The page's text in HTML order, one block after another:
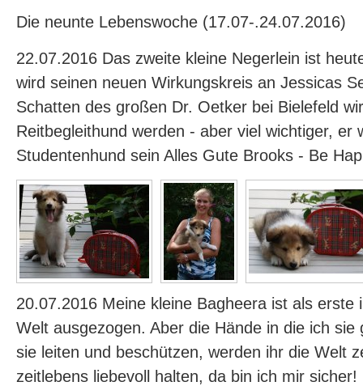
Die neunte Lebenswoche (17.07-.24.07.2016)
22.07.2016 Das zweite kleine Negerlein ist
wird seinen neuen Wirkungskreis an Jessicas
Schatten des großen Dr. Oetker bei Bielefeld
Reitbegleithund werden - aber viel wichtiger, er
Studentenhund sein Alles Gute Brooks - Be
20.07.2016 Meine kleine Bagheera ist als erste
Welt ausgezogen. Aber die Hände in die ich sie
sie leiten und beschützen, werden ihr die Welt
zeitlebens liebevoll halten, da bin ich mir